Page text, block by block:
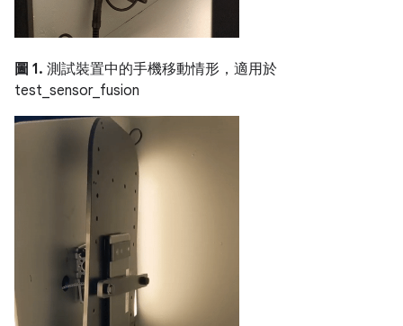
圖 1. 測試裝置中的手機移動情形，適用於
test_sensor_fusion